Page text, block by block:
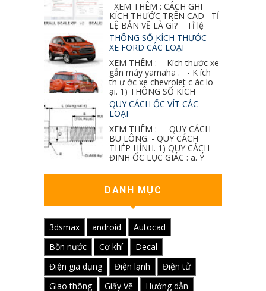
XEM THÊM : CÁCH GHI
KÍCH THƯỚC TRÊN CAD TỈ
LỆ BẢN VẼ LÀ GÌ? Tỉ lệ
của hình vẽ trong bản vẽ thiết kế kiến trúc...
THÔNG SỐ KÍCH THƯỚC
XE FORD CÁC LOẠI
XEM THÊM : - Kích thước xe
gắn máy yamaha . - K ích
th ư ớc xe chevrolet c ác lo
ại. 1) THÔNG SỐ KÍCH
QUY CÁCH ỐC VÍT CÁC
LOẠI
XEM THÊM : - QUY CÁCH
BU LÔNG. - QUY CÁCH
THÉP HÌNH. 1) QUY CÁCH
ĐINH ỐC LỤC GIÁC : a. Ý
DANH MỤC
3dsmax android
Autocad
Bồn nước
Cơ khí
Decal
Điện gia dụng
Điện lạnh
Điện tử
Giao thông
Giấy Vẽ
Hướng dẫn